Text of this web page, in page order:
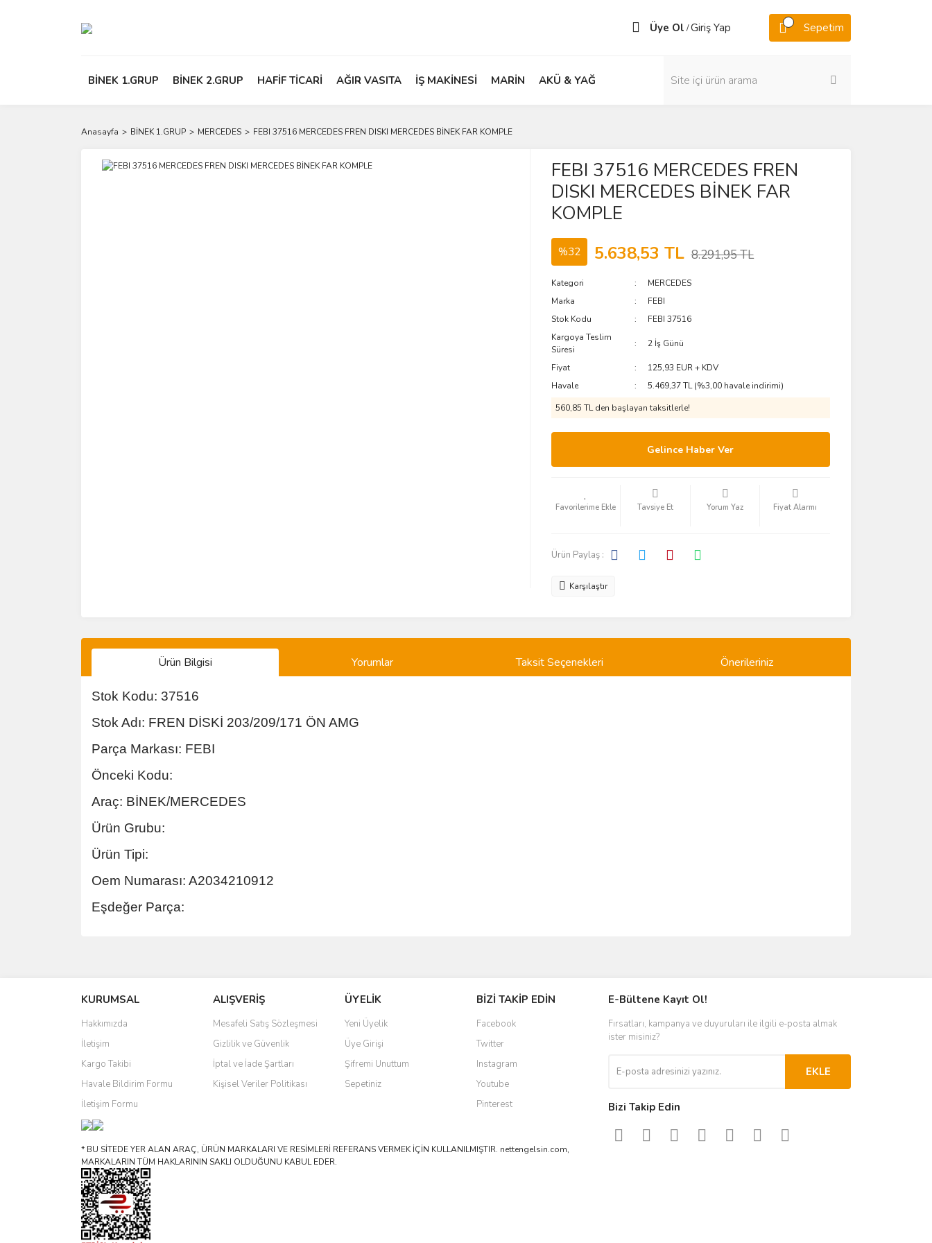
Üye Ol /Giriş Yap Sepetim
BİNEK 1.GRUP BİNEK 2.GRUP HAFİF TİCARİ AĞIR VASITA İŞ MAKİNESİ MARİN AKÜ & YAĞ
Anasayfa BİNEK 1.GRUP MERCEDES FEBI 37516 MERCEDES FREN DISKI MERCEDES BİNEK FAR KOMPLE
FEBI 37516 MERCEDES FREN
DISKI MERCEDES BİNEK FAR
KOMPLE
%32 5.638,53 TL 8.291,95 TL
Kategori
MERCEDES
Marka
FEBI
Stok Kodu
FEBI 37516
Kargoya Teslim
Süresi
2 İş Günü
Fiyat
125,93 EUR + KDV
Havale
5.469,37 TL (%3,00 havale indirimi)
560,85 TL den başlayan taksitlerle!
Gelince Haber Ver
Tavsiye Et Yorum Yaz Fiyat Alarmı
Ürün Paylaş :
Karşılaştır
Ürün Bilgisi Yorumlar Taksit Seçenekleri Önerileriniz
Stok Kodu: 37516
Stok Adı: FREN DİSKİ 203/209/171 ÖN AMG
Parça Markası: FEBI
Önceki Kodu:
Araç: BİNEK/MERCEDES
Ürün Grubu:
Ürün Tipi:
Oem Numarası: A2034210912
Eşdeğer Parça:
Ürün resmi kalitesiz, bozuk veya görüntülenemiyor.
Ürün açıklamasında eksik bilgiler bulunuyor.
Ürün bilgilerinde hatalar bulunuyor.
Ürün fiyatı diğer sitelerden daha pahalı.
Bu ürüne benzer farklı alternatifler olmalı.
KURUMSAL
Hakkımızda
İletişim
Kargo Takibi
Havale Bildirim Formu
İletişim Formu
ALIŞVERİŞ
Mesafeli Satış Sözleşmesi
Gizlilik ve Güvenlik
İptal ve İade Şartları
Kişisel Veriler Politikası
ÜYELİK
Yeni Üyelik
Üye Girişi
Şifremi Unuttum
Sepetiniz
BİZİ TAKİP EDİN
Facebook
Twitter
Instagram
Youtube
Pinterest
* BU SİTEDE YER ALAN ARAÇ, ÜRÜN MARKALARI VE RESİMLERİ REFERANS VERMEK İÇİN KULLANILMIŞTIR. nettengelsin.com,
MARKALARIN TÜM HAKLARININ SAKLI OLDUĞUNU KABUL EDER.
E-Bültene Kayıt Ol!
Fırsatları, kampanya ve duyuruları ile ilgili e-posta almak
ister misiniz?
EKLE
Bizi Takip Edin